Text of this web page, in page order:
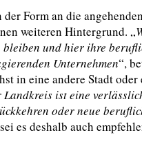
Form an die
weiteren Hintergrund. „
und hier ihre
Unternehmen“,
in eine andere Stadt
Landkreis ist eine
oder neue
es deshalb auch